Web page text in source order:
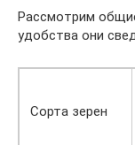
Рассмотрим
удобства они
Сорта зерен